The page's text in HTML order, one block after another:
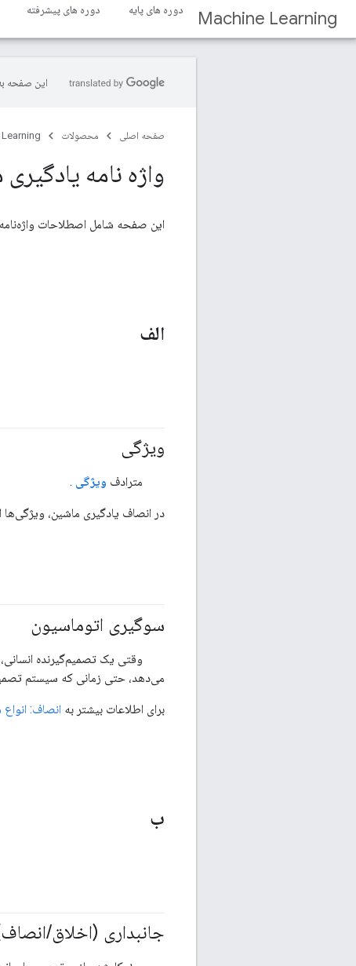
Machine Learning دوره های پایه دوره های پیشرفته
این صفحه
صفحه اصلی محصولات
واژه نامه
این صفحه شامل اصطلاحات
الف
ویژگی
مترادف ویژگی .
در انصاف یادگیری ماشین، ویژگی‌ها
سوگیری اتوماسیون
وقتی یک تصمیم‌گیرنده
می‌دهد، حتی زمانی که سیستم
برای اطلاعات بیشتر به انصاف:
ب
جانبداری (اخلاق/ #مبانی